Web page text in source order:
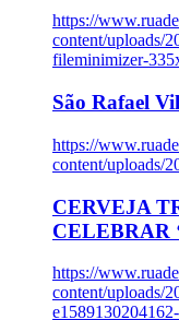
https://
content/uploads/
fileminimizer-
São Rafael
https://
content/uploads/
CERVEJA
CELEBRAR
https://
content/uploads/